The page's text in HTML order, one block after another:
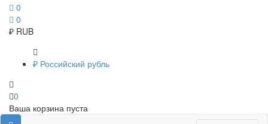
0
0
₽ RUB
₽ Российский рубль
0
Ваша корзина пуста